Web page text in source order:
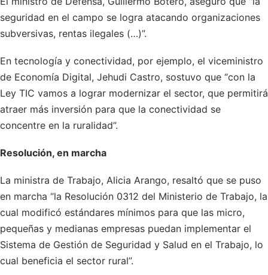
seguridad en el campo se logra atacando organizaciones
subversivas, rentas ilegales (…)”.
En tecnología y conectividad, por ejemplo, el viceministro
de Economía Digital, Jehudi Castro, sostuvo que “con la
Ley TIC vamos a lograr modernizar el sector, que permitirá
atraer más inversión para que la conectividad se
concentre en la ruralidad”.
Resolución, en marcha
La ministra de Trabajo, Alicia Arango, resaltó que se puso
en marcha “la Resolución 0312 del Ministerio de Trabajo, la
cual modificó estándares mínimos para que las micro,
pequeñas y medianas empresas puedan implementar el
Sistema de Gestión de Seguridad y Salud en el Trabajo, lo
cual beneficia el sector rural”.